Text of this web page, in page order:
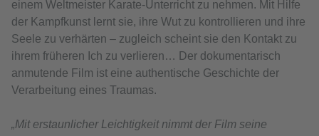
einem Weltmeister Karate-Unterricht zu nehmen. Mit Hilfe
der Kampfkunst lernt sie, ihre Wut zu kontrollieren und ihre
Seele zu verhärten – zugleich scheint sie den Kontakt zu
ihrem früheren Ich zu verlieren… Der dokumentarisch
anmutende Film ist eine authentische Geschichte der
Verarbeitung eines Traumas.
„Mit erstaunlicher Leichtigkeit nimmt der Film seine